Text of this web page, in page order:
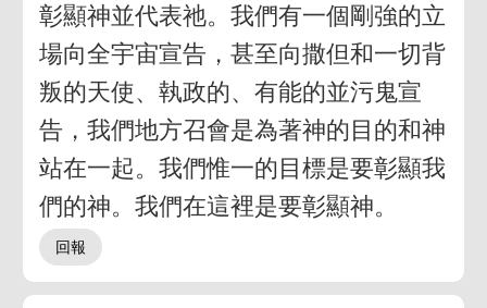
彰顯神並代表祂。我們有一個剛強的立
場向全宇宙宣告，甚至向撒但和一切背
叛的天使、執政的、有能的並污鬼宣
告，我們地方召會是為著神的目的和神
站在一起。我們惟一的目標是要彰顯我
們的神。我們在這裡是要彰顯神。